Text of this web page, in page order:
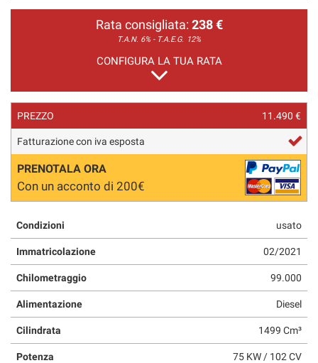
Rata consigliata: 238 €
T.A.N. 6% - T.A.E.G. 12%
CONFIGURA LA TUA RATA
PREZZO 11.490 €
Fatturazione con iva esposta
PRENOTALA ORA
Con un acconto di 200€
Condizioni usato
Immatricolazione 02/2021
Chilometraggio 99.000
Alimentazione Diesel
Cilindrata 1499 Cm³
Potenza 75 KW / 102 CV